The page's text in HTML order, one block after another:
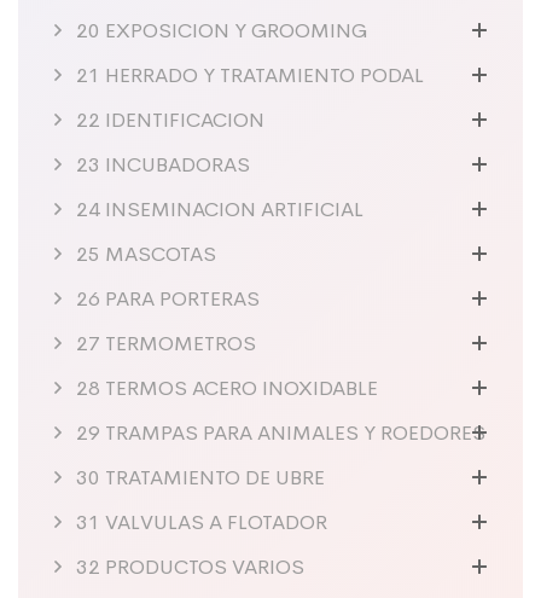
20 EXPOSICION Y GROOMING
21 HERRADO Y TRATAMIENTO PODAL
22 IDENTIFICACION
23 INCUBADORAS
24 INSEMINACION ARTIFICIAL
25 MASCOTAS
26 PARA PORTERAS
27 TERMOMETROS
28 TERMOS ACERO INOXIDABLE
29 TRAMPAS PARA ANIMALES Y ROEDORES
30 TRATAMIENTO DE UBRE
31 VALVULAS A FLOTADOR
32 PRODUCTOS VARIOS